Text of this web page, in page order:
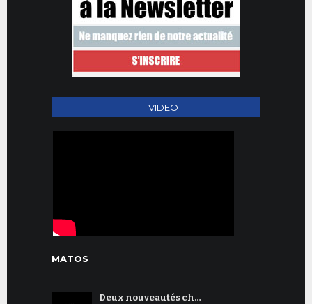
VIDEO
MATOS
Deux nouveautés ch…